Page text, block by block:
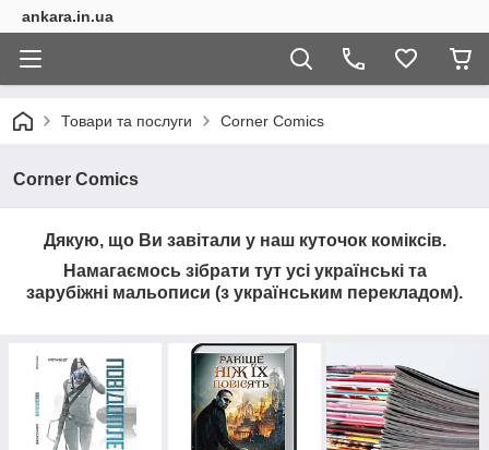
ankara.in.ua
Товари та послуги Corner Comics
Corner Comics
Дякую, що Ви завітали у наш куточок коміксів.
Намагаємось зібрати тут усі українські та
зарубіжні мальописи (з українським перекладом).